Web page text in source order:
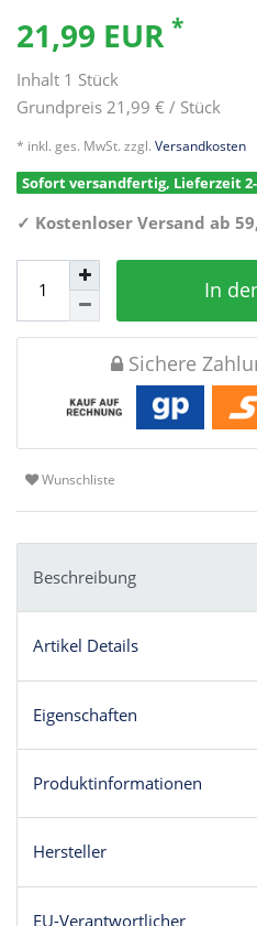
21,99 EUR *
Inhalt 1 Stück
Grundpreis21,99 € / Stück
* inkl. ges. MwSt. zzgl. Versandkosten
Sofort versandfertig, Lieferzeit
✓ Kostenloser Versand ab
In
Sichere
Wunschliste
Beschreibung
Artikel Details
Eigenschaften
Produktinformationen
Hersteller
EU-Verantwortlicher